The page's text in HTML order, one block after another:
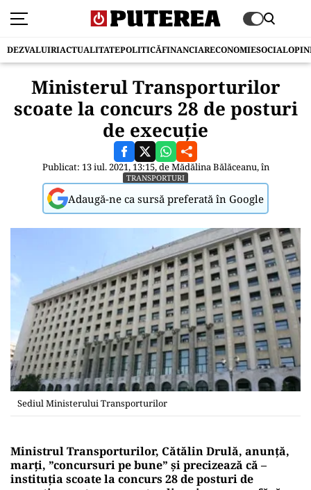
DEZVALUIRIACTUALITATEPOLITICĂFINANCIARECONOMIESOCIAL
Ministerul Transporturilor
scoate la concurs 28 de posturi
de execuție
Publicat: 13 iul. 2021, 13:15, deMădălina Bălăceanu, în
TRANSPORTURI
Adaugă-ne ca sursă preferată în Google
Sediul Ministerului Transporturilor
Ministrul Transporturilor, Cătălin Drulă, anunţă,
marţi, ”concursuri pe bune” şi precizează că –
instituţia scoate la concurs 28 de posturi de